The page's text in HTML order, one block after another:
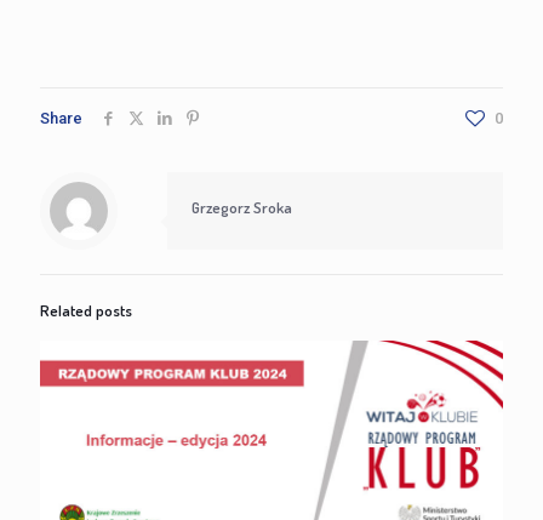
Share 0
Grzegorz Sroka
Related posts